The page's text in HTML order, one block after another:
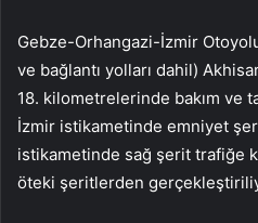
Gebze-Orhangazi-İzmir
ve bağlantı yolları dahil)
18. kilometrelerinde bakım ve
İzmir istikametinde emniyet
istikametinde sağ şerit trafiğe
öteki şeritlerden